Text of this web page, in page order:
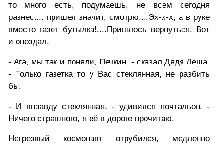
то много есть, подумаешь, не всем сегодня
разнес.... пришел значит, смотрю....Эх-х-х, а в руке
вместо газет бутылка!....Пришлось вернуться. Вот
и опоздал.
- Ага, мы так и поняли, Печкин, - сказал Дядя Леша.
- Только газетка то у Вас стеклянная, не разбить
бы.
- И вправду стеклянная, - удивился почтальон. -
Ничего страшного, я её в дороге прочитаю.
Нетрезвый космонавт отрубился, медленно